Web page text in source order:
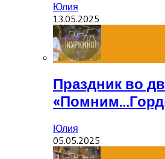
Юлия
13.05.2025
Праздник во
Юлия
05.05.2025